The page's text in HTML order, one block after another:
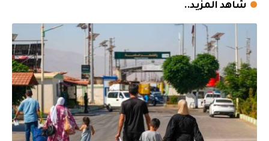
شاهد المزيد..